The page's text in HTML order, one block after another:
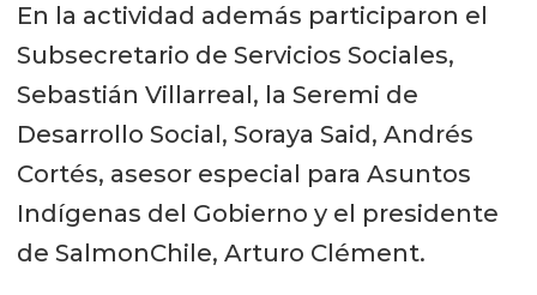
En la actividad además participaron el
Subsecretario de Servicios Sociales,
Sebastián Villarreal, la Seremi de
Desarrollo Social, Soraya Said, Andrés
Cortés, asesor especial para Asuntos
Indígenas del Gobierno y el presidente
de SalmonChile, Arturo Clément.